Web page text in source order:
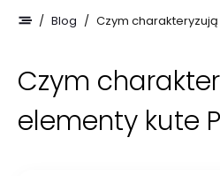
/ Blog / Czym charakteryzują
Czym
elementy kute